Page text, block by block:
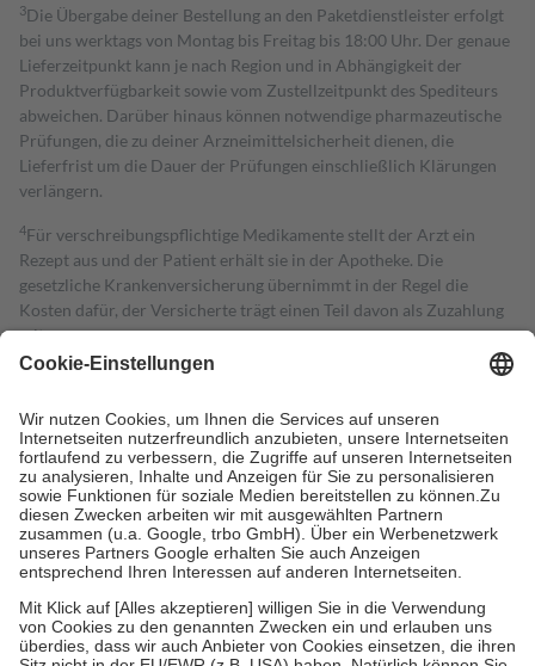
3Die Übergabe deiner Bestellung an den Paketdienstleister erfolgt
bei uns werktags von Montag bis Freitag bis 18:00 Uhr. Der genaue
Lieferzeitpunkt kann je nach Region und in Abhängigkeit der
Produktverfügbarkeit sowie vom Zustellzeitpunkt des Spediteurs
abweichen. Darüber hinaus können notwendige pharmazeutische
Prüfungen, die zu deiner Arzneimittelsicherheit dienen, die
Lieferfrist um die Dauer der Prüfungen einschließlich Klärungen
verlängern.
4Für verschreibungspflichtige Medikamente stellt der Arzt ein
Rezept aus und der Patient erhält sie in der Apotheke. Die
gesetzliche Krankenversicherung übernimmt in der Regel die
Kosten dafür, der Versicherte trägt einen Teil davon als Zuzahlung
mit.
Grundsätzlich leisten Mitglieder Zuzahlungen in Höhe von zehn
höchstens zehn Euro.
Es sind jedoch nie mehr als die tatsächlichen
Kosten der Leistung zu entrichten.
Diese Regeln gelten grundsätzlich auch für Online-Apotheken.
Bei Heilmitteln und häuslicher Krankenpflege beträgt die
Zuzahlung zehn Prozent der Kosten sowie zehn Euro je
Verordnung.
Um das Engagement der Versicherten für ihre eigene Gesundheit zu
stärken und die besondere Stellung der Familie zu unterstützen,
fallenkeine Zuzahlungenan bei:
• Kindern und Jugendlichen bis zum vollendeten 18. Lebensjahr
mit Ausnahme der Fahrkosten